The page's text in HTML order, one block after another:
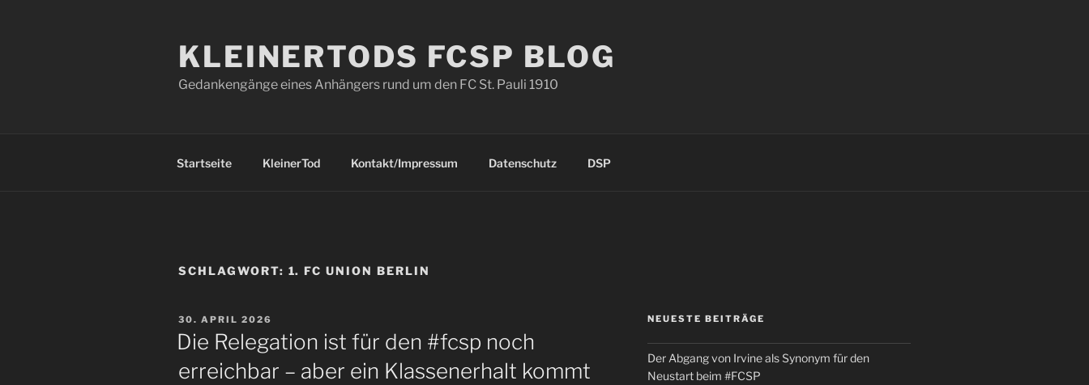
KLEINERTODS FCSP BLOG
Gedankengänge eines Anhängers rund um den FC St. Pauli 1910
Startseite KleinerTod Kontakt/Impressum Datenschutz DSP
SCHLAGWORT: 1. FC UNION BERLIN
VERÖFFENTLICHT
AM
30. APRIL 2026
Die Relegation ist für den #fcsp noch
erreichbar – aber ein Klassenerhalt kommt
NEUESTE BEITRÄGE
Der Abgang von Irvine als Synonym für den
Neustart beim #FCSP